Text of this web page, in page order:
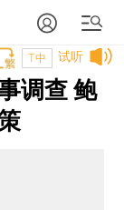
试听
T中
调查 鲍